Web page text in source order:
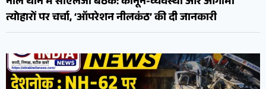
त्योहारों पर चर्चा, ‘ऑपरेशन नीलकंठ’ की दी जानकारी